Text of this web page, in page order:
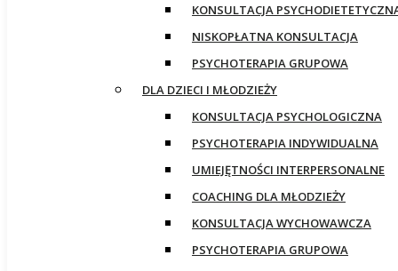
KONSULTACJA
NISKOPŁATNA KONSULTACJA
PSYCHOTERAPIA GRUPOWA
DLA DZIECI I MŁODZIEŻY
KONSULTACJA PSYCHOLOGICZNA
PSYCHOTERAPIA INDYWIDUALNA
UMIEJĘTNOŚCI INTERPERSONALNE
COACHING DLA MŁODZIEŻY
KONSULTACJA WYCHOWAWCZA
PSYCHOTERAPIA GRUPOWA